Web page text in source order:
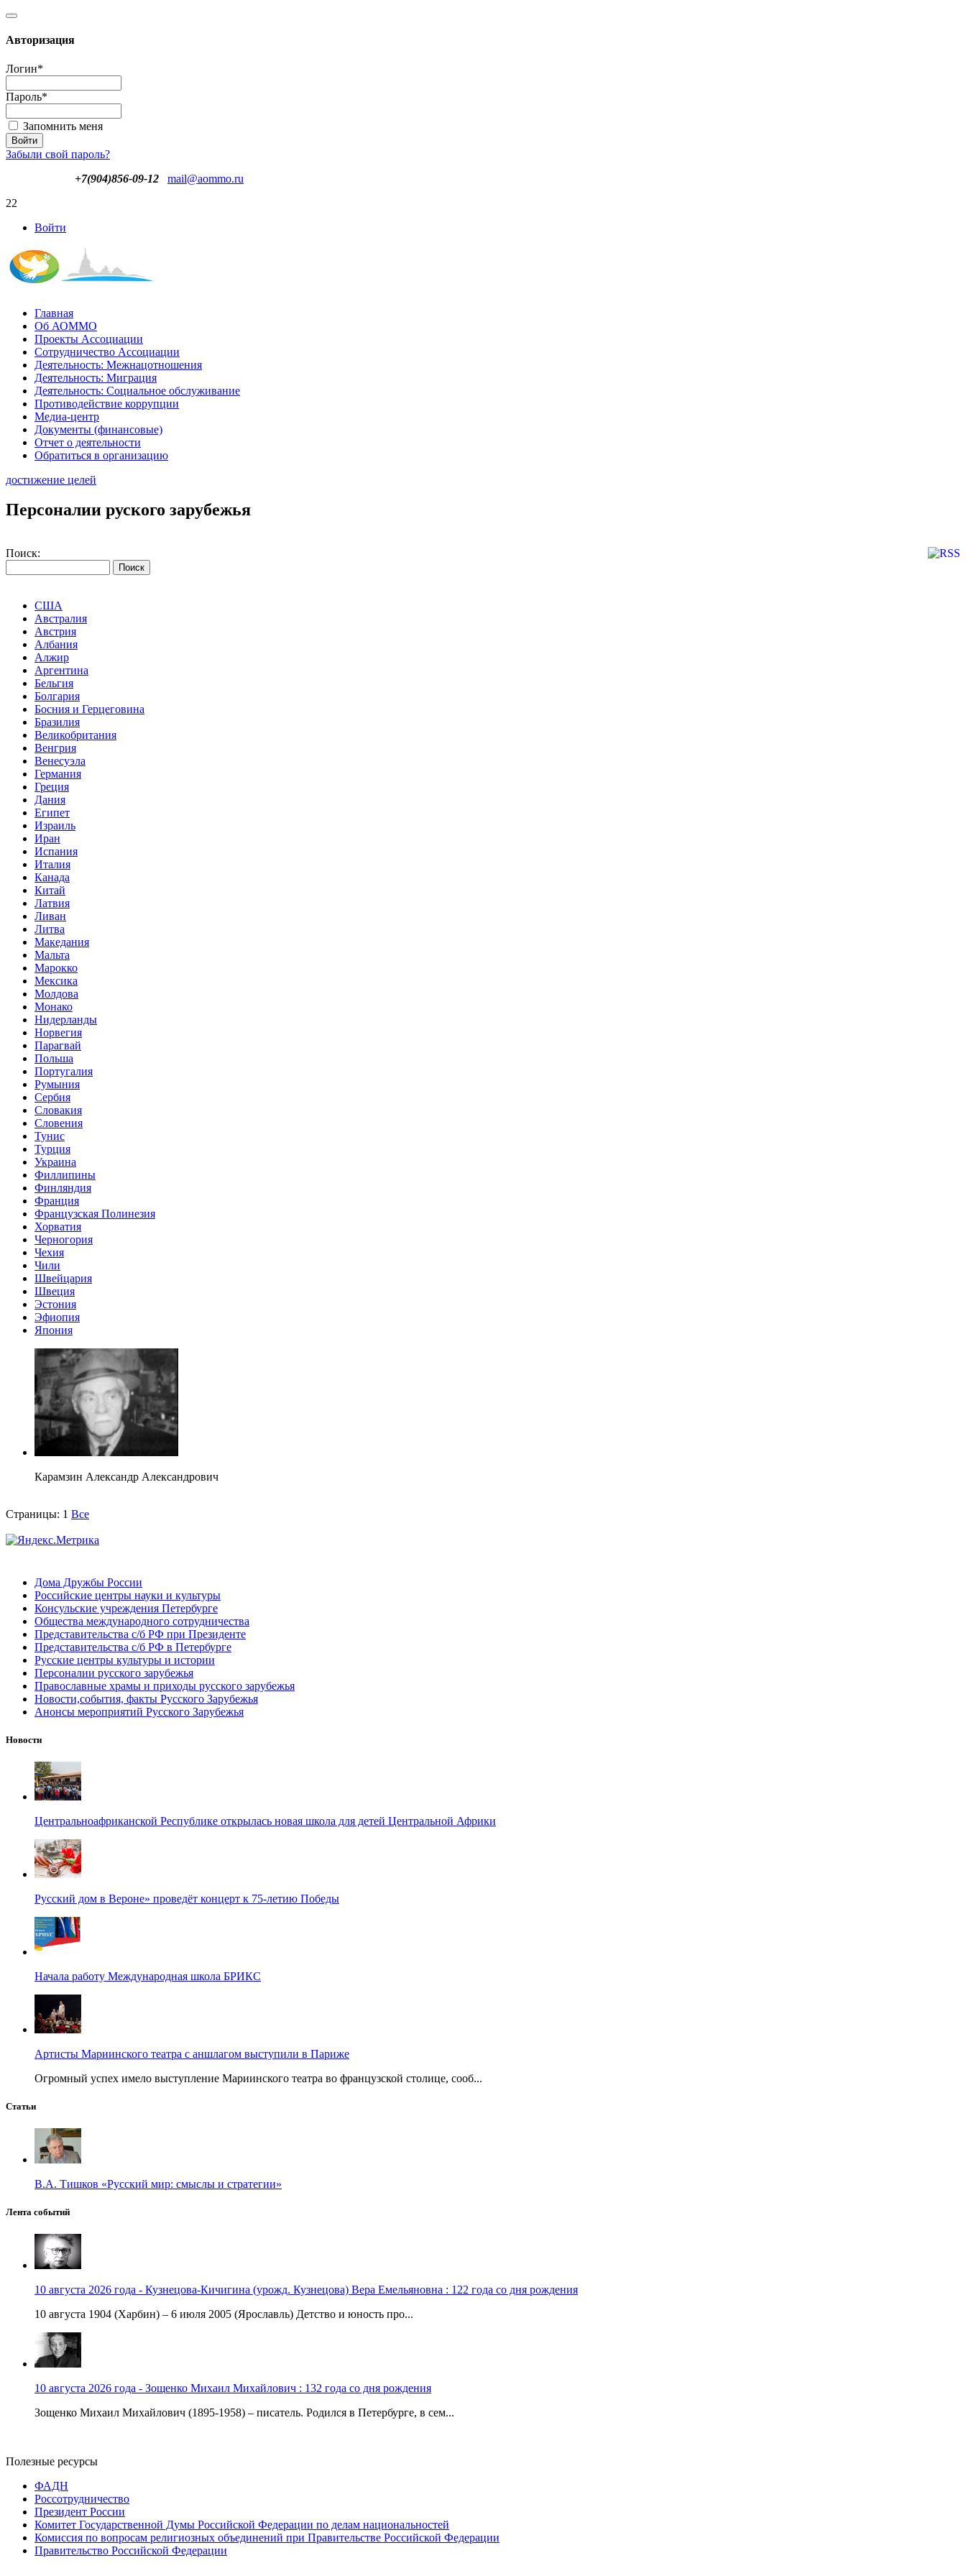
Авторизация
Логин*
Пароль*
Запомнить меня
Забыли свой пароль?
+7(904)856-09-12
mail@aommo.ru
22
Войти
Главная
Об АОММО
Проекты Ассоциации
Сотрудничество Ассоциации
Деятельность: Межнацотношения
Деятельность: Миграция
Деятельность: Социальное обслуживание
Противодействие коррупции
Медиа-центр
Документы (финансовые)
Отчет о деятельности
Обратиться в организацию
достижение целей
Персоналии руского зарубежья
Поиск:
США
Австралия
Австрия
Албания
Алжир
Аргентина
Бельгия
Болгария
Босния и Герцеговина
Бразилия
Великобритания
Венгрия
Венесуэла
Германия
Греция
Дания
Египет
Израиль
Иран
Испания
Италия
Канада
Китай
Латвия
Ливан
Литва
Македания
Мальта
Марокко
Мексика
Молдова
Монако
Нидерланды
Норвегия
Парагвай
Польша
Португалия
Румыния
Сербия
Словакия
Словения
Тунис
Турция
Украина
Филлипины
Финляндия
Франция
Французская Полинезия
Хорватия
Черногория
Чехия
Чили
Швейцария
Швеция
Эстония
Эфиопия
Япония
Карамзин Александр Александрович
Страницы: 1 Все
Дома Дружбы России
Российские центры науки и культуры
Консульские учреждения Петербурге
Общества международного сотрудничества
Представительства с/б РФ при Президенте
Представительства с/б РФ в Петербурге
Русские центры культуры и истории
Персоналии русского зарубежья
Православные храмы и приходы русского зарубежья
Новости,события, факты Русского Зарубежья
Анонсы мероприятий Русского Зарубежья
Новости
Центральноафриканской Республике открылась новая школа для детей Центральной Африки
Русский дом в Вероне» проведёт концерт к 75-летию Победы
Начала работу Международная школа БРИКС
Артисты Мариинского театра с аншлагом выступили в Париже
Огромный успех имело выступление Мариинского театра во французской столице, сооб...
Статьи
В.А. Тишков «Русский мир: смыслы и стратегии»
Лента событий
10 августа 2026 года - Кузнецова-Кичигина (урожд. Кузнецова) Вера Емельяновна : 122 года со дня рождения
10 августа 1904 (Харбин) – 6 июля 2005 (Ярославль) Детство и юность про...
10 августа 2026 года - Зощенко Михаил Михайлович : 132 года со дня рождения
Зощенко Михаил Михайлович (1895-1958) – писатель. Родился в Петербурге, в сем...
Полезные ресурсы
ФАДН
Россотрудничество
Президент России
Комитет Государственной Думы Российской Федерации по делам национальностей
Комиссия по вопросам религиозных объединений при Правительстве Российской Федерации
Правительство Российской Федерации